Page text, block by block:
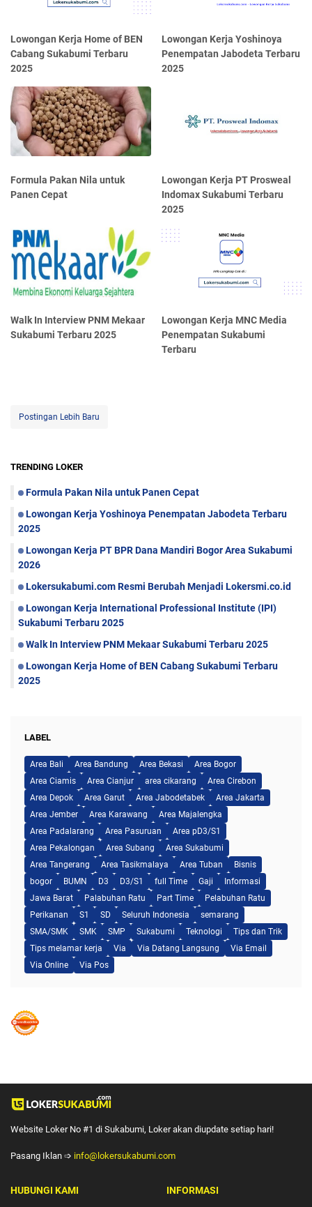
Lowongan Kerja Home of BEN
Cabang Sukabumi Terbaru
2025
Lowongan Kerja Yoshinoya
Penempatan Jabodeta Terbaru
2025
Formula Pakan Nila untuk
Panen Cepat
Lowongan Kerja PT Prosweal
Indomax Sukabumi Terbaru
2025
Walk In Interview PNM Mekaar
Sukabumi Terbaru 2025
Lowongan Kerja MNC Media
Penempatan Sukabumi
Terbaru
Postingan Lebih Baru
TRENDING LOKER
Formula Pakan Nila untuk Panen Cepat
Lowongan Kerja Yoshinoya Penempatan Jabodeta Terbaru
2025
Lowongan Kerja PT BPR Dana Mandiri Bogor Area Sukabumi
2026
Lokersukabumi.com Resmi Berubah Menjadi Lokersmi.co.id
Lowongan Kerja International Professional Institute (IPI)
Sukabumi Terbaru 2025
Walk In Interview PNM Mekaar Sukabumi Terbaru 2025
Lowongan Kerja Home of BEN Cabang Sukabumi Terbaru
2025
LABEL
Area Bali Area Bandung Area Bekasi
Area Bogor
Area Ciamis
Area Cianjur area cikarang
Area Cirebon
Area Depok
Area Garut Area Jabodetabek
Area Jakarta
Area Jember
Area Karawang
Area Majalengka
Area Padalarang
Area Pasuruan
Area pD3/S1
Area Pekalongan
Area Subang
Area Sukabumi
Area Tangerang
Area Tasikmalaya Area Tuban
Bisnis
bogor
BUMN D3 D3/S1 full Time Gaji
Informasi
Jawa Barat
Palabuhan Ratu Part Time
Pelabuhan Ratu
Perikanan
S1 SD Seluruh Indonesia
semarang
SMA/SMK
SMK SMP Sukabumi Teknologi
Tips dan Trik
Tips melamar kerja
Via Via Datang Langsung
Via Email
Via Online
Via Pos
Website Loker No #1 di Sukabumi, Loker akan diupdate setiap hari!
Pasang Iklan ➩ info@lokersukabumi.com
HUBUNGI KAMI INFORMASI